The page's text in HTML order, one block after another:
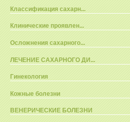
Классификация сахарн...
Клинические проявлен...
Осложнения сахарного...
ЛЕЧЕНИЕ САХАРНОГО ДИ...
Гинекология
Кожные болезни
ВЕНЕРИЧЕСКИЕ БОЛЕЗНИ